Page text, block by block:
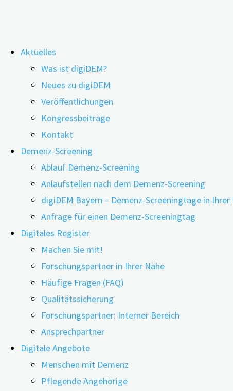
Inhalt
springen
Aktuelles
Was ist digiDEM?
Neues zu digiDEM
Veröffentlichungen
Kongressbeiträge
Kontakt
Demenz-Screening
Ablauf Demenz-Screening
Anlaufstellen nach dem Demenz-Screening
digiDEM Bayern – Demenz-Screeningtage in Ihrer
Anfrage für einen Demenz-Screeningtag
Digitales Register
Machen Sie mit!
Forschungspartner in Ihrer Nähe
Häufige Fragen (FAQ)
Qualitätssicherung
Forschungspartner: Interner Bereich
Ansprechpartner
Digitale Angebote
Menschen mit Demenz
Pflegende Angehörige
Schlagwort:
Die neue S3-Leitlinie Demenzen –
22.03.202422.03.2024
Demenzerkrankungen erkennen, behandeln und
Demenzen‘ vom November 2023. Mit Hilfe konkreter
Leitlinie richtet sich an alle Berufsgruppen, die in der